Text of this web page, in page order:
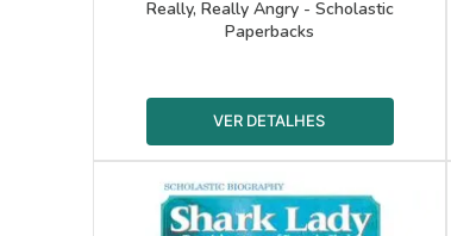
Really, Really Angry - Scholastic
Paperbacks